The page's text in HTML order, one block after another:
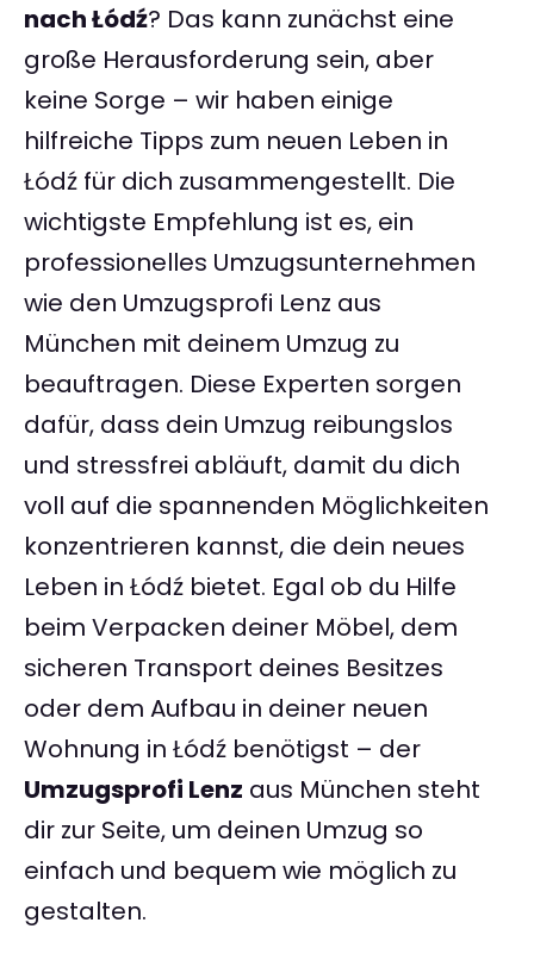
nach Łódź? Das kann zunächst eine
große Herausforderung sein, aber
keine Sorge – wir haben einige
hilfreiche Tipps zum neuen Leben in
Łódź für dich zusammengestellt. Die
wichtigste Empfehlung ist es, ein
professionelles Umzugsunternehmen
wie den Umzugsprofi Lenz aus
München mit deinem Umzug zu
beauftragen. Diese Experten sorgen
dafür, dass dein Umzug reibungslos
und stressfrei abläuft, damit du dich
voll auf die spannenden Möglichkeiten
konzentrieren kannst, die dein neues
Leben in Łódź bietet. Egal ob du Hilfe
beim Verpacken deiner Möbel, dem
sicheren Transport deines Besitzes
oder dem Aufbau in deiner neuen
Wohnung in Łódź benötigst – der
Umzugsprofi Lenz aus München steht
dir zur Seite, um deinen Umzug so
einfach und bequem wie möglich zu
gestalten.